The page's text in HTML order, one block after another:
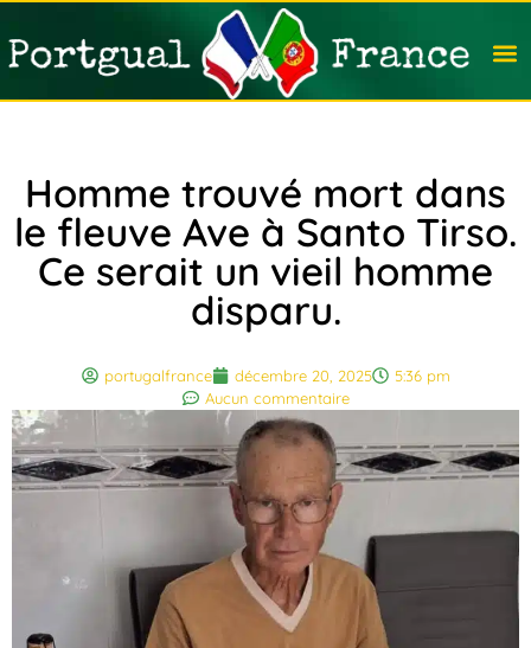
Homme trouvé mort dans
le fleuve Ave à Santo Tirso.
Ce serait un vieil homme
disparu.
portugalfrance décembre 20, 2025
5:36 pm
Aucun commentaire